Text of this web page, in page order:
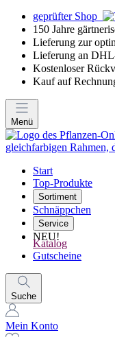
geprüfter Shop
150 Jahre
Lieferung zur
Lieferung an
Kostenloser
Kauf auf
Menü
Start
Top-Produkte
Sortiment
Schnäppchen
Service
NEU!
Katalog
Gutscheine
Suche
Mein Konto